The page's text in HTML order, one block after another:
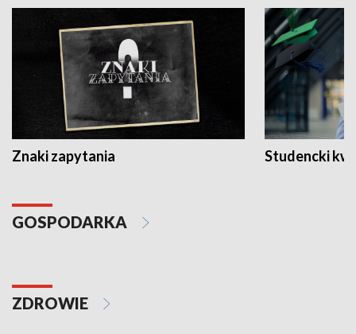
Znaki zapytania Studencki
GOSPODARKA
ZDROWIE